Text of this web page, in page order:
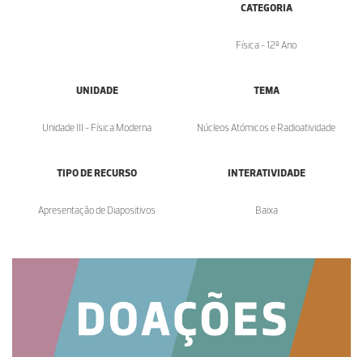
CATEGORIA
Física - 12º Ano
UNIDADE
Unidade III - Física Moderna
TEMA
Núcleos Atómicos e Radioatividade
TIPO DE RECURSO
Apresentação de Diapositivos
INTERATIVIDADE
Baixa